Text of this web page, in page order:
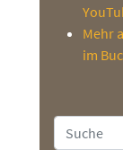
Mehr
im